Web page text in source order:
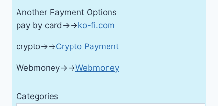
Another Payment Options
pay by card→→ko-fi.com
crypto→→Crypto Payment
Webmoney→→Webmoney
Categories